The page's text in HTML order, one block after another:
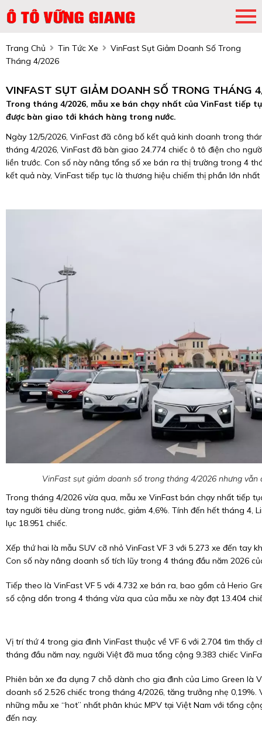
Trang Chủ Tin Tức Xe
VinFast Sụt Giảm Doanh Số Trong
Tháng 4/2026
VINFAST SỤT GIẢM DOANH SỐ TRONG THÁNG
Trong tháng 4/2026, mẫu xe bán chạy nhất của VinFast tiếp
được bàn giao tới khách hàng trong nước.
Ngày 12/5/2026, VinFast đã công bố kết quả kinh doanh trong
tháng 4/2026, VinFast đã bàn giao 24.774 chiếc ô tô điện cho
liền trước. Con số này nâng tổng số xe bán ra thị trường trong 4
kết quả này, VinFast tiếp tục là thương hiệu chiếm thị phần lớn
VinFast sụt giảm doanh số trong tháng 4/2026 nhưng
Trong tháng 4/2026 vừa qua, mẫu xe VinFast bán chạy nhất tiếp
tay người tiêu dùng trong nước, giảm 4,6%. Tính đến hết tháng 4,
lục 18.951 chiếc.
Xếp thứ hai là mẫu SUV cỡ nhỏ VinFast VF 3 với 5.273 xe đến tay
Con số này nâng doanh số tích lũy trong 4 tháng đầu năm 2026
Tiếp theo là VinFast VF 5 với 4.732 xe bán ra, bao gồm cả Herio
số cộng dồn trong 4 tháng vừa qua của mẫu xe này đạt 13.404
Vị trí thứ 4 trong gia đình VinFast thuộc về VF 6 với 2.704 tìm thấy
tháng đầu năm nay, người Việt đã mua tổng cộng 9.383 chiếc
Phiên bản xe đa dụng 7 chỗ dành cho gia đình của Limo Green là
doanh số 2.526 chiếc trong tháng 4/2026, tăng trưởng nhẹ 0,19%.
những mẫu xe “hot” nhất phân khúc MPV tại Việt Nam với tổng
đến nay.